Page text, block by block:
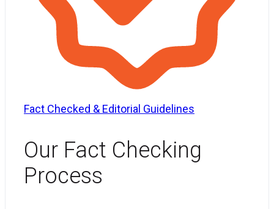
Fact Checked & Editorial Guidelines
Our Fact Checking
Process